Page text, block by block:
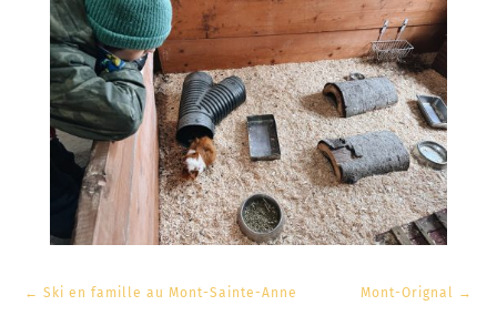
←Ski en famille au Mont-Sainte-Anne Mont-Orignal →